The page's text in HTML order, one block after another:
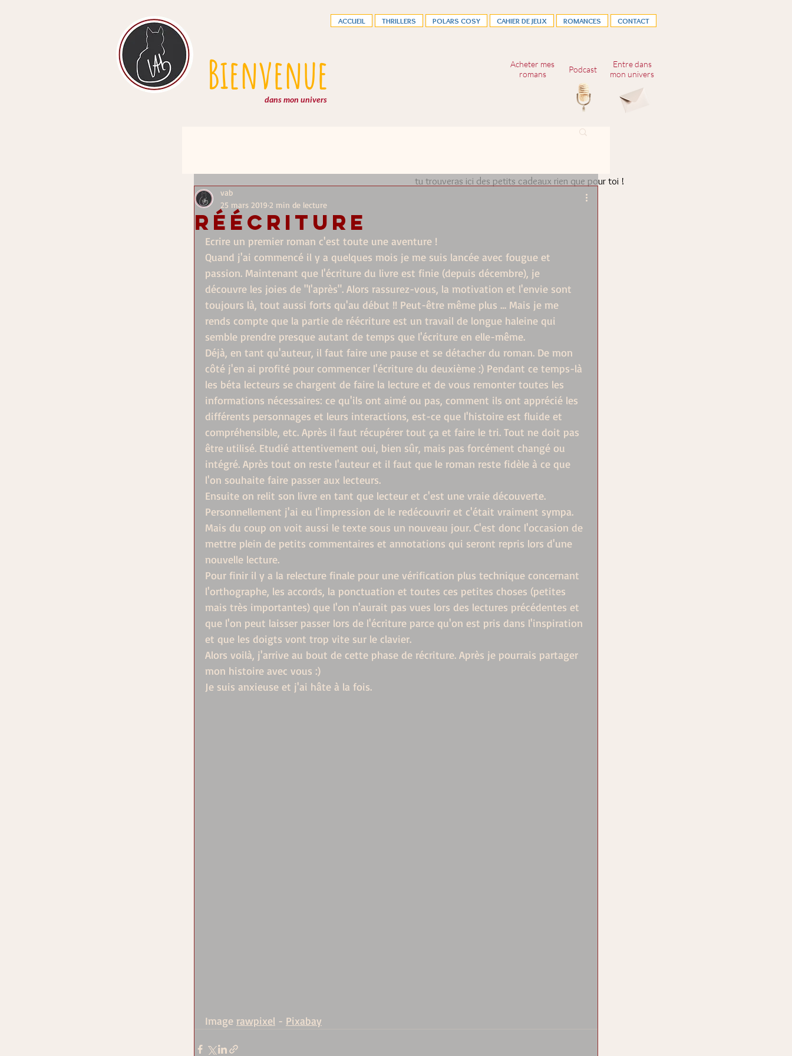
ACCUEIL THRILLERS POLARS COSY CAHIER DE JEUX ROMANCES CONTACT
Bienvenue
dans mon univers
Acheter mes
romans
Podcast
Entre dans
mon univers
tu trouveras ici des petits cadeaux rien que pour toi !
Réécriture
vab
25 mars 2019 2 min de lecture
Ecrire un premier roman c'est toute une aventure !
Quand j'ai commencé il y a quelques mois je me suis lancée avec fougue et
passion. Maintenant que l'écriture du livre est finie (depuis décembre), je
découvre les joies de "l'après". Alors rassurez-vous, la motivation et l'envie sont
toujours là, tout aussi forts qu'au début !! Peut-être même plus … Mais je me
rends compte que la partie de réécriture est un travail de longue haleine qui
semble prendre presque autant de temps que l'écriture en elle-même.
Déjà, en tant qu'auteur, il faut faire une pause et se détacher du roman. De mon
côté j'en ai profité pour commencer l'écriture du deuxième :) Pendant ce temps-là
les béta lecteurs se chargent de faire la lecture et de vous remonter toutes les
informations nécessaires: ce qu'ils ont aimé ou pas, comment ils ont apprécié les
différents personnages et leurs interactions, est-ce que l'histoire est fluide et
compréhensible, etc. Après il faut récupérer tout ça et faire le tri. Tout ne doit pas
être utilisé. Etudié attentivement oui, bien sûr, mais pas forcément changé ou
intégré. Après tout on reste l'auteur et il faut que le roman reste fidèle à ce que
l'on souhaite faire passer aux lecteurs.
Ensuite on relit son livre en tant que lecteur et c'est une vraie découverte.
Personnellement j'ai eu l'impression de le redécouvrir et c'était vraiment sympa.
Mais du coup on voit aussi le texte sous un nouveau jour. C'est donc l'occasion de
mettre plein de petits commentaires et annotations qui seront repris lors d'une
nouvelle lecture.
Pour finir il y a la relecture finale pour une vérification plus technique concernant
l'orthographe, les accords, la ponctuation et toutes ces petites choses (petites
mais très importantes) que l'on n'aurait pas vues lors des lectures précédentes et
que l'on peut laisser passer lors de l'écriture parce qu'on est pris dans l'inspiration
et que les doigts vont trop vite sur le clavier.
Alors voilà, j'arrive au bout de cette phase de récriture. Après je pourrais partager
mon histoire avec vous :)
Je suis anxieuse et j'ai hâte à la fois.
Image rawpixel - Pixabay